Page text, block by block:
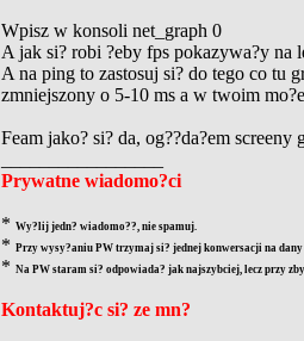
Wpisz w konsoli net_graph 0
A jak si? robi ?eby fps pokazywa?y na
A na ping to zastosuj si? do tego co tu
zmniejszony o 5-10 ms a w twoim
Feam jako? si? da, og??da?em
Prywatne wiadomo?ci
* Wy?lij jedn? wiadomo??, nie spamuj.
* Przy wysy?aniu PW trzymaj si? jednej konwersacji na dany
* Na PW staram si? odpowiada? jak najszybciej, lecz przy
Kontaktuj?c si? ze mn?